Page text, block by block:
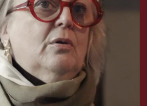
Concienta parce que la
justice est sa passion.